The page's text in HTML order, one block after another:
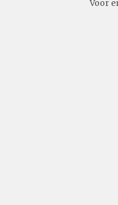
Voor